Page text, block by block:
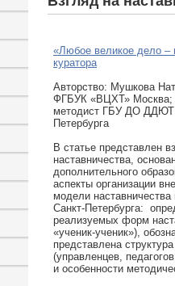
«Любое великое дело –
куратора
Авторcтво: Мушкова
ФГБУК «ВЦХТ» Москва;
методист ГБУ ДО ДДЮТ
Петербурга
В статье представлен
наставничества,
дополнительного
аспекты организации
модели
Санкт-Петербурга:
реализуемых форм
«ученик-ученик»),
представлена
(управленцев,
и особенности